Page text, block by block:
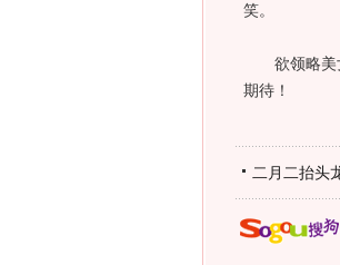
笑。
欲领略美女
期待！
二月二抬头